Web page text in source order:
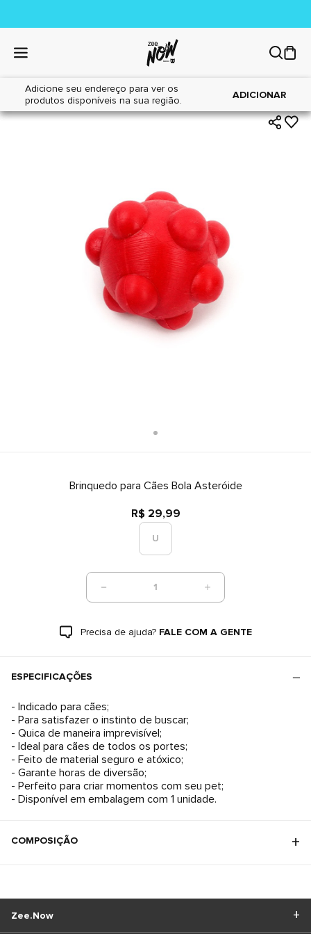
Adicione seu endereço para ver os
produtos disponíveis na sua região.
ADICIONAR
Home|Cães|Brinquedos
Brinquedo para Cães Bola Asteróide
R$ 29,99
U
1
Precisa de ajuda? FALE COM A GENTE
ESPECIFICAÇÕES
- Indicado para cães;
- Para satisfazer o instinto de buscar;
- Quica de maneira imprevisível;
- Ideal para cães de todos os portes;
- Feito de material seguro e atóxico;
- Garante horas de diversão;
- Perfeito para criar momentos com seu pet;
- Disponível em embalagem com 1 unidade.
COMPOSIÇÃO
Zee.Now